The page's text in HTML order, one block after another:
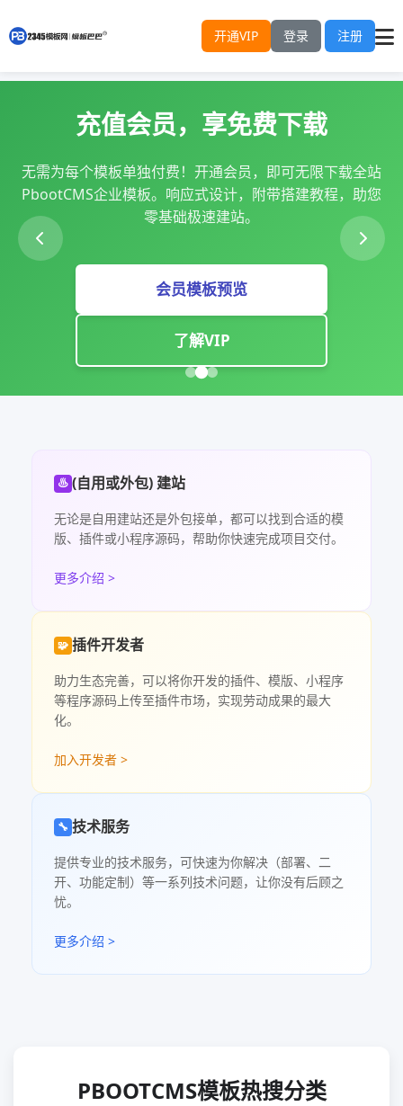
开通VIP 登录 注册
免费下载
会员，即可无限下载全站
计，附带搭建教程，助您
建站。
专注企业建站
模板即装即
成熟稳定的迅睿CMS系统为
自己的产品、服务和品牌，
价
♨ (自用或外包) 建站
无论是自用建站还是外包接单，都可以找到合适的模
版、插件或小程序源码，帮助你快速完成项目交付。
更多介绍 >
🧩 插件开发者
助力生态完善，可以将你开发的插件、模版、小程序
等程序源码上传至插件市场，实现劳动成果的最大
化。
加入开发者 >
🔧 技术服务
提供专业的技术服务，可快速为你解决（部署、二
开、功能定制）等一系列技术问题，让你没有后顾之
忧。
更多介绍 >
PBOOTCMS模板热搜分类